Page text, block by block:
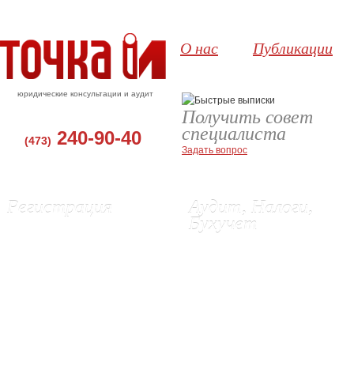
юридические консультации и аудит
(473) 240-90-40
О нас Публикации
Получить совет
специалиста
Задать вопрос
Регистрация
Аудит, Налоги,
Бухучет